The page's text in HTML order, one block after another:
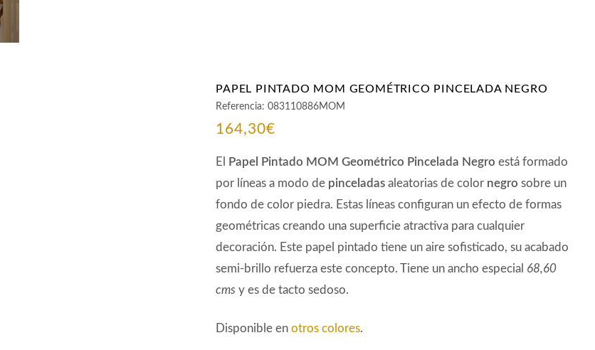
PAPEL PINTADO MOM GEOMÉTRICO PINCELADA NEGRO
Referencia:083110886MOM
164,30€
El Papel Pintado MOM Geométrico Pincelada Negroestá formado
por líneas a modo de pinceladas aleatorias de color negro sobre un
fondo de color piedra. Estas líneas configuran un efecto de formas
geométricas creando una superficie atractiva para cualquier
decoración. Este papel pintado tiene un aire sofisticado, su acabado
semi-brillo refuerza este concepto. Tiene un ancho especial 68,60
cmsy es de tacto sedoso.
Disponible enotros colores.